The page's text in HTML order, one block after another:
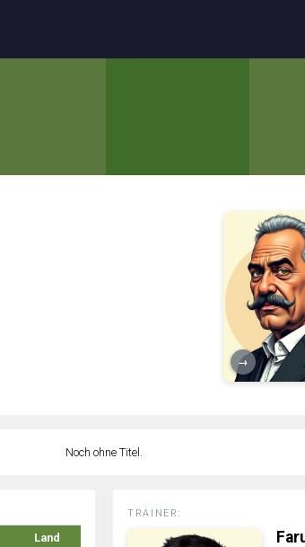
→
Noch ohne Titel.
Land
TRAINER: